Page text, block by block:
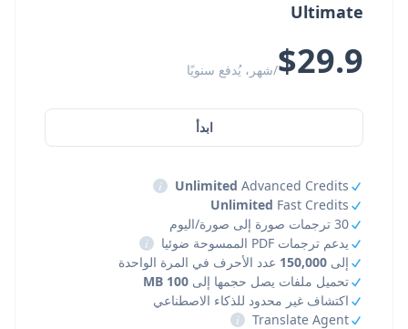
Ultimate
$29.9/شهر، يُدفع سنويًا
ابدأ
Unlimited Advanced Credits
i
Unlimited Fast Credits
30 ترجمات صورة إلى صورة/اليوم
يدعم ترجمات PDF الممسوحة ضوئيا
i
إلى 150,000 عدد الأحرف في المرة الواحدة
تحميل ملفات يصل حجمها إلى 100 MB
اكتشاف غير محدود للذكاء الاصطناعي
Translate Agent
i